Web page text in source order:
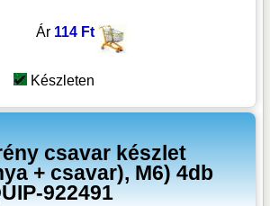
Ár 114 Ft
Készleten
csavar készlet
+ csavar), M6) 4db
922491